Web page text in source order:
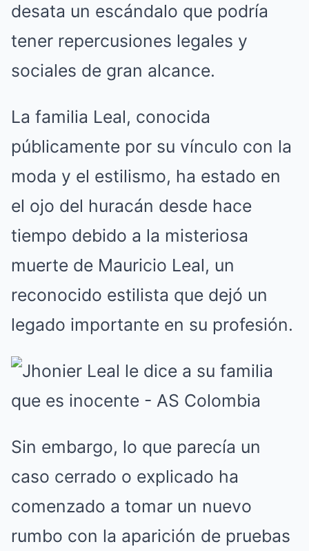
desata un escándalo que podría
tener repercusiones legales y
sociales de gran alcance.
La familia Leal, conocida
públicamente por su vínculo con la
moda y el estilismo, ha estado en
el ojo del huracán desde hace
tiempo debido a la misteriosa
muerte de Mauricio Leal, un
reconocido estilista que dejó un
legado importante en su profesión.
Sin embargo, lo que parecía un
caso cerrado o explicado ha
comenzado a tomar un nuevo
rumbo con la aparición de pruebas